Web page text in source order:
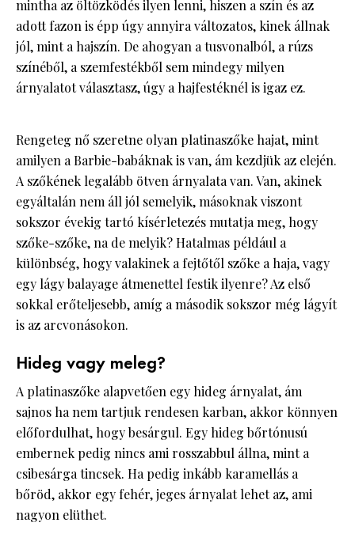
mintha az öltözködés ilyen lenni, hiszen a szín és az
adott fazon is épp úgy annyira változatos, kinek állnak
jól, mint a hajszín. De ahogyan a tusvonalból, a rúzs
színéből, a szemfestékből sem mindegy milyen
árnyalatot választasz, úgy a hajfestéknél is igaz ez.
Rengeteg nő szeretne olyan platinaszőke hajat, mint
amilyen a Barbie-babáknak is van, ám kezdjük az elején.
A szőkének legalább ötven árnyalata van. Van, akinek
egyáltalán nem áll jól semelyik, másoknak viszont
sokszor évekig tartó kísérletezés mutatja meg, hogy
szőke-szőke, na de melyik? Hatalmas például a
különbség, hogy valakinek a fejtőtől szőke a haja, vagy
egy lágy balayage átmenettel festik ilyenre? Az első
sokkal erőteljesebb, amíg a második sokszor még lágyít
is az arcvonásokon.
Hideg vagy meleg?
A platinaszőke alapvetően egy hideg árnyalat, ám
sajnos ha nem tartjuk rendesen karban, akkor könnyen
előfordulhat, hogy besárgul. Egy hideg bőrtónusú
embernek pedig nincs ami rosszabbul állna, mint a
csibesárga tincsek. Ha pedig inkább karamellás a
bőröd, akkor egy fehér, jeges árnyalat lehet az, ami
nagyon elüthet.